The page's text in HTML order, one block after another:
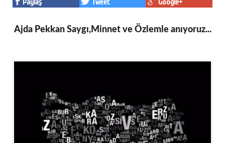
Ajda Pekkan Saygı,Minnet ve Özlemle anıyoruz...